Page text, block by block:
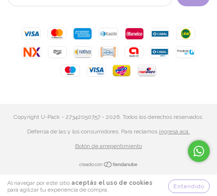
Al navegar por este sitio aceptás el uso de cookies
para agilizar tu experiencia de compra.
Entendido
Copyright U-Pack - 27342050757 - 2026. Todos los derechos reservados.
Defensa de las y los consumidores. Para reclamos ingresá acá.
Botón de arrepentimiento